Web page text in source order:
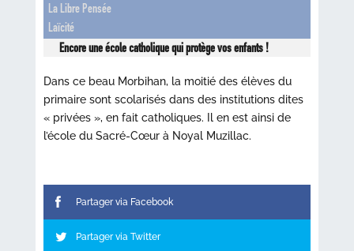
La Libre Pensée
Laïcité
Encore une école catholique qui protège vos enfants !
Dans ce beau Morbihan, la moitié des élèves du
primaire sont scolarisés dans des institutions dites
« privées », en fait catholiques. Il en est ainsi de
l’école du Sacré-Cœur à Noyal Muzillac.
Partager via Facebook
Partager via Twitter